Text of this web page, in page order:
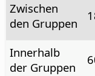
Zwischen
den Gruppen
Innerhalb
der Gruppen